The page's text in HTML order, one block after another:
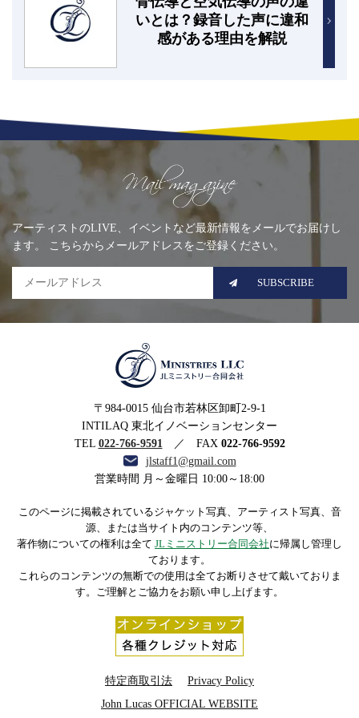
いとは？録音した声に違和
感がある理由を解説
アーティストのLIVE、イベントなど最新情報をメールでお届けし
ます。 こちらからメールアドレスをご登録ください。
SUBSCRIBE
ストリー合同会社
〒984-0015 仙台市若林区卸町2-9-1
INTILAQ 東北イノベーションセンター
TEL 022-766-9591 ／ FAX 022-766-9592
jlstaff1@gmail.com
営業時間 月～金曜日 10:00～18:00
このページに掲載されているジャケット写真、アーティスト写真、音
源、または当サイト内のコンテンツ等、
著作物についての権利は全て JLミニストリー合同会社に帰属し管理し
ております。
これらのコンテンツの無断での使用は全てお断りさせて戴いておりま
す。ご理解とご協力をお願い申し上げます。
特定商取引法
Privacy Policy
John Lucas OFFICIAL WEBSITE